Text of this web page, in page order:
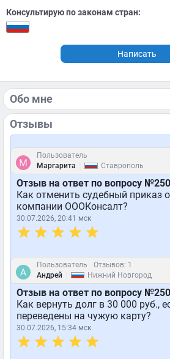
Консультирую по законам стран:
Написать
Обо мне
Отзывы
Пользователь
Маргарита
Ставрополь
Отзыв на ответ по вопросу
Как отменить судебный приказ
компании ОООКонсалт?
30.07.2026, 20:41 мск
Пользователь
Отзывов: 1
Андрей
Нижний Новгород
Отзыв на ответ по вопросу
Как вернуть долг в 30 000 руб.,
переведены на чужую карту?
30.07.2026, 15:34 мск